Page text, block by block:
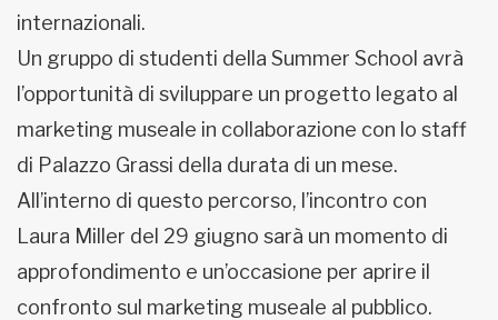
internazionali.
Un gruppo di studenti della Summer School avrà
l’opportunità di sviluppare un progetto legato al
marketing museale in collaborazione con lo staff
di Palazzo Grassi della durata di un mese.
All’interno di questo percorso, l’incontro con
Laura Miller del 29 giugno sarà un momento di
approfondimento e un’occasione per aprire il
confronto sul marketing museale al pubblico.